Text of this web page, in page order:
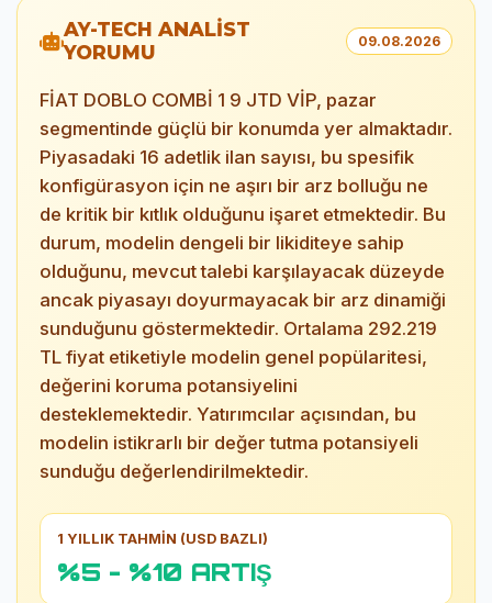
AY-TECH ANALİST
YORUMU
09.08.2026
FİAT DOBLO COMBİ 1 9 JTD VİP, pazar
segmentinde güçlü bir konumda yer almaktadır.
Piyasadaki 16 adetlik ilan sayısı, bu spesifik
konfigürasyon için ne aşırı bir arz bolluğu ne
de kritik bir kıtlık olduğunu işaret etmektedir. Bu
durum, modelin dengeli bir likiditeye sahip
olduğunu, mevcut talebi karşılayacak düzeyde
ancak piyasayı doyurmayacak bir arz dinamiği
sunduğunu göstermektedir. Ortalama 292.219
TL fiyat etiketiyle modelin genel popülaritesi,
değerini koruma potansiyelini
desteklemektedir. Yatırımcılar açısından, bu
modelin istikrarlı bir değer tutma potansiyeli
sunduğu değerlendirilmektedir.
1 YILLIK TAHMİN (USD BAZLI)
%5 - %10 ARTIŞ